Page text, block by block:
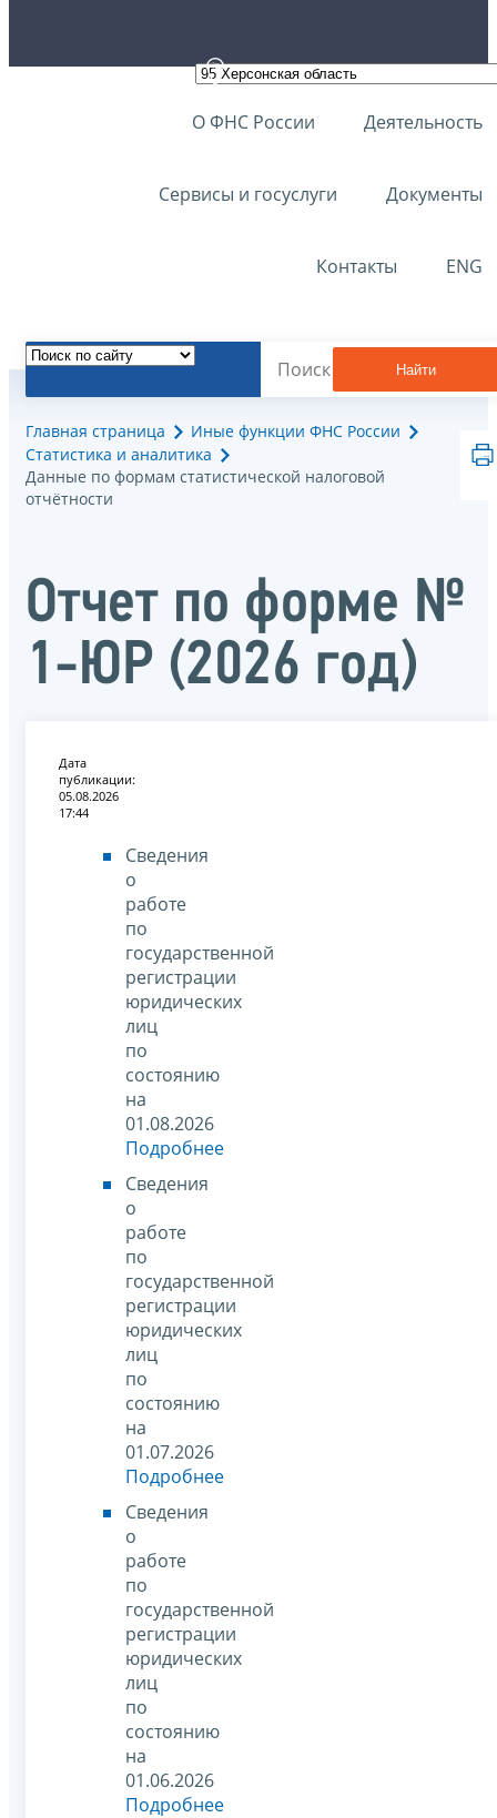
О ФНС России Деятельность
Сервисы и госуслуги Документы
Контакты ENG
Найти
Главная страница
Иные функции ФНС России
Статистика и аналитика
Данные по формам статистической налоговой
отчётности
Отчет по форме №
1-ЮР (2026 год)
Дата
публикации:
05.08.2026
17:44
Сведения
о
работе
по
государственной
регистрации
юридических
лиц
по
состоянию
на
01.08.2026
Подробнее
Сведения
о
работе
по
государственной
регистрации
юридических
лиц
по
состоянию
на
01.07.2026
Подробнее
Сведения
о
работе
по
государственной
регистрации
юридических
лиц
по
состоянию
на
01.06.2026
Подробнее